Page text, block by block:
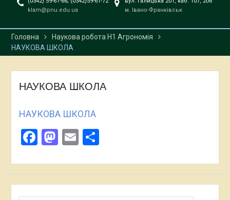
відкритих лекції
Пєняка
Захист кваліфікаційних
робіт відбувся!!!
klam@pnu.edu.ua
м. Івано-Франківськ
Головна
Наукова робота Н1 Агрономія
НАУКОВА ШКОЛА
НАУКОВА ШКОЛА
НАУКОВА ШКОЛА
Facebook
Mastodon
EmailПоділитися
Пошук: